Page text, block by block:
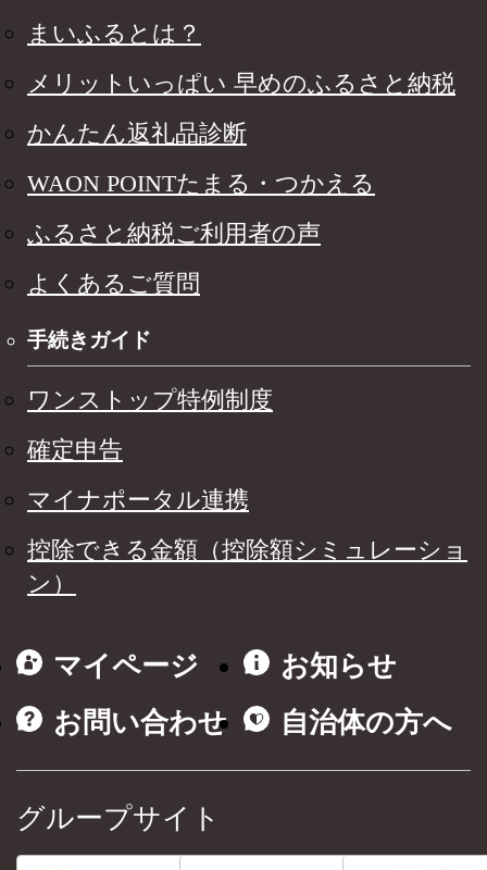
まいふるとは？
メリットいっぱい 早めのふるさと納税
かんたん返礼品診断
WAON POINTたまる・つかえる
ふるさと納税ご利用者の声
よくあるご質問
手続きガイド
ワンストップ特例制度
確定申告
マイナポータル連携
控除できる金額（控除額シミュレーショ
ン）
マイページ
お知らせ
お問い合わせ
自治体の方へ
グループサイト